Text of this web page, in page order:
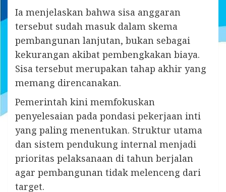
Ia menjelaskan bahwa sisa anggaran
tersebut sudah masuk dalam skema
pembangunan lanjutan, bukan sebagai
kekurangan akibat pembengkakan biaya.
Sisa tersebut merupakan tahap akhir yang
memang direncanakan.
Pemerintah kini memfokuskan
penyelesaian pada pondasi pekerjaan inti
yang paling menentukan. Struktur utama
dan sistem pendukung internal menjadi
prioritas pelaksanaan di tahun berjalan
agar pembangunan tidak melenceng dari
target.